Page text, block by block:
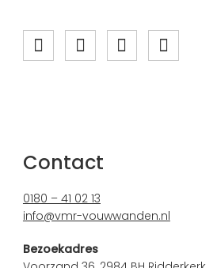
Contact
0180 – 41 02 13
info@vmr-vouwwanden.nl
Bezoekadres